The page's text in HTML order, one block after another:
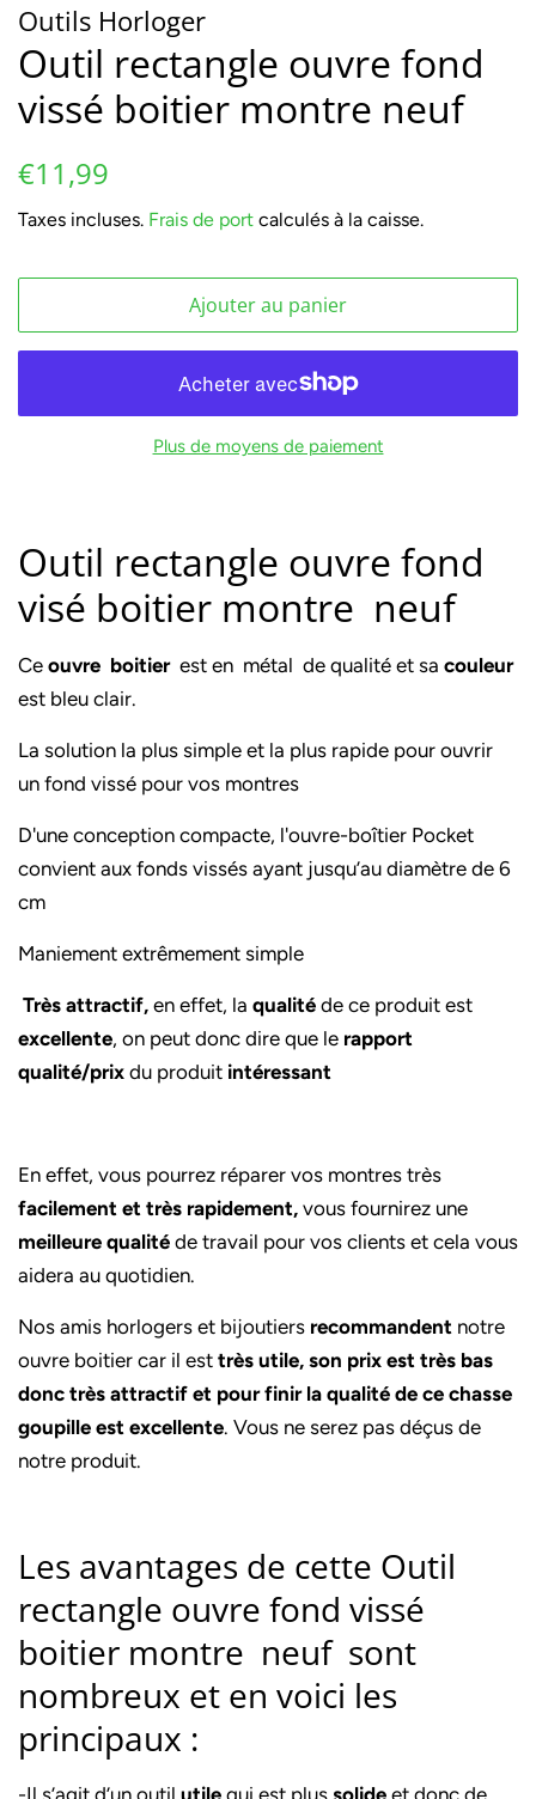
Outils Horloger
Outil rectangle ouvre fond
vissé boitier montre neuf
Prix
€11,99
Taxes incluses. Frais de port calculés à la caisse.
Ajouter au panier
Plus de moyens de paiement
Outil rectangle ouvre fond
visé boitier montre neuf
Ce ouvre boitier est en métal de qualité et sa couleur
est bleu clair.
La solution la plus simple et la plus rapide pour ouvrir
un fond vissé pour vos montres
D'une conception compacte, l'ouvre-boîtier Pocket
convient aux fonds vissés ayant jusqu’au diamètre de 6
cm
Maniement extrêmement simple
Très attractif, en effet, la qualité de ce produit est
excellente, on peut donc dire que le rapport
qualité/prix du produit intéressant
En effet, vous pourrez réparer vos montres très
facilement et très rapidement, vous fournirez une
meilleure qualité de travail pour vos clients et cela vous
aidera au quotidien.
Nos amis horlogers et bijoutiers recommandent notre
ouvre boitier car il est très utile, son prix est très bas
donc très attractif et pour finir la qualité de ce chasse
goupille est excellente. Vous ne serez pas déçus de
notre produit.
Les avantages de cette Outil
rectangle ouvre fond vissé
boitier montre neuf sont
nombreux et en voici les
principaux :
-Il s’agit d’un outil utile qui est plus solide et donc de